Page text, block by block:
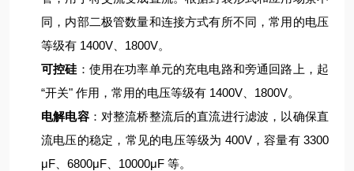
同，内部二极管数量和连接方式有所不同，常用的电压
等级有 1400V、1800V。
可控硅 ：使用在功率单元的充电电路和旁通回路上，起
“开关" 作用，常用的电压等级有 1400V、1800V。
电解电容：对整流桥整流后的直流进行滤波，以确保直
流电压的稳定，常见的电压等级为 400V，容量有 3300
μF、6800μF、10000μF 等。